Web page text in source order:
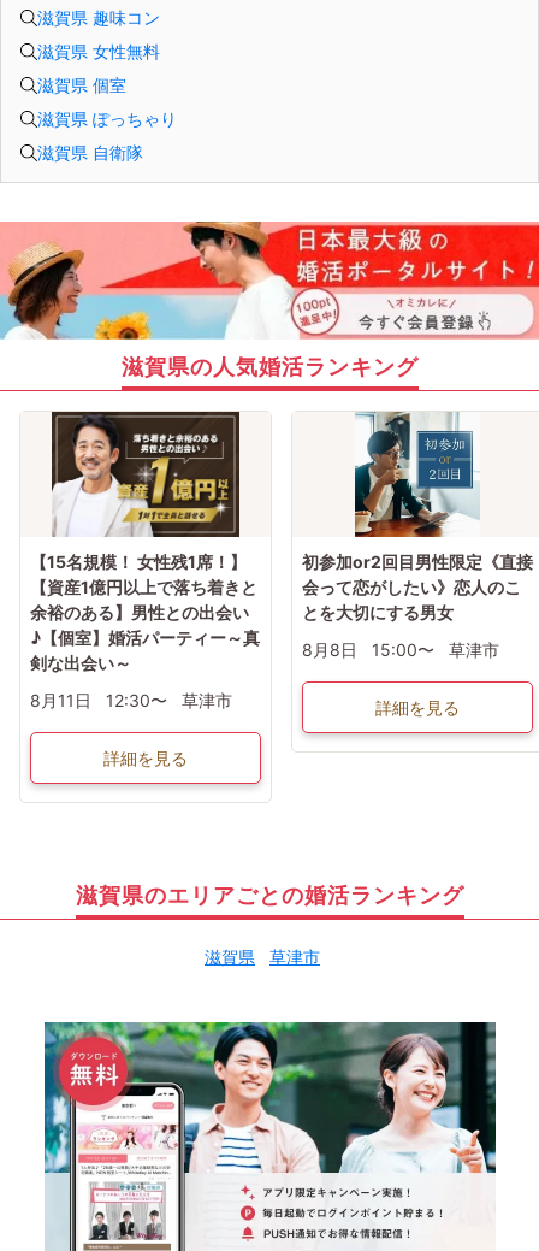
滋賀県 趣味コン
滋賀県 女性無料
滋賀県 個室
滋賀県 ぽっちゃり
滋賀県 自衛隊
滋賀県の人気婚活ランキング
【15名規模！ 女性残1席！】
【資産1億円以上で落ち着きと
余裕のある】男性との出会い
♪【個室】婚活パーティー～真
剣な出会い～
8月11日
12:30〜 草津市
詳細を見る
初参加or2回目男性限定《直接
会って恋がしたい》恋人のこ
とを大切にする男女
8月8日
15:00〜 草津市
詳細を見る
滋賀県のエリアごとの婚活ランキング
滋賀県 草津市